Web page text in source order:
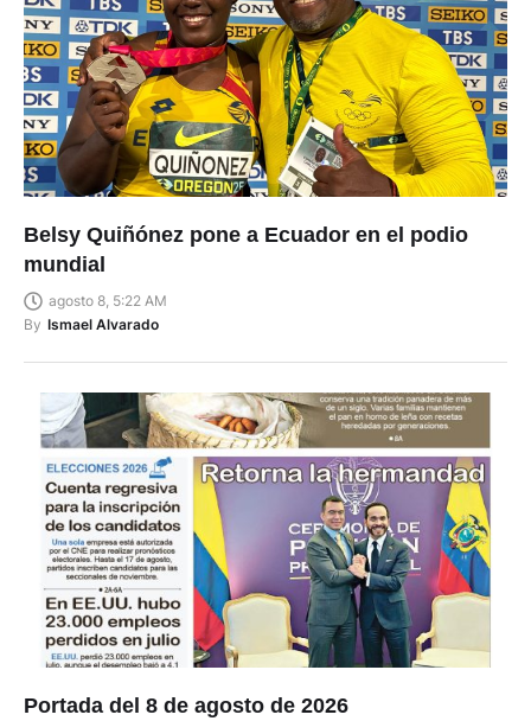
Belsy Quiñónez pone a Ecuador en el podio
mundial
agosto 8, 5:22 AM
By Ismael Alvarado
Portada del 8 de agosto de 2026